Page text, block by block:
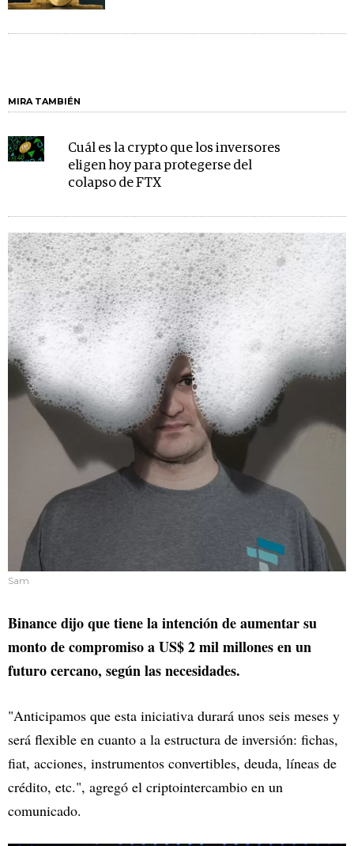
MIRA TAMBIÉN
Cuál es la crypto que los inversores
eligen hoy para protegerse del
colapso de FTX
Sam
Binance dijo que tiene la intención de aumentar su
monto de compromiso a US$ 2 mil millones en un
futuro cercano, según las necesidades.
"Anticipamos que esta iniciativa durará unos seis meses y
será flexible en cuanto a la estructura de inversión: fichas,
fiat, acciones, instrumentos convertibles, deuda, líneas de
crédito, etc.", agregó el criptointercambio en un
comunicado.